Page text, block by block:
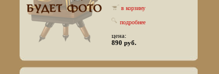
в корзину
подробнее
цена:
890 руб.